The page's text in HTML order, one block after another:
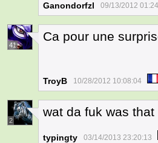
Ganondorfzl 09/13/2012
41
Ca pour une
TroyB 10/28/2012 10:08:04
2
wat da fuk was that
typingty 03/14/2013 23:20:13